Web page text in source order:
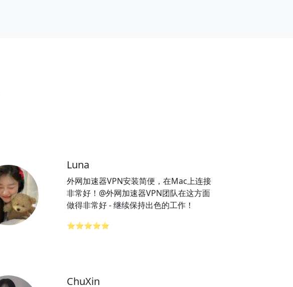
Luna
外网加速器VPN安装简便，在Mac上连接
非常好！@外网加速器VPN团队在这方面
做得非常好 - 继续保持出色的工作！
⭐⭐⭐⭐⭐
ChuXin